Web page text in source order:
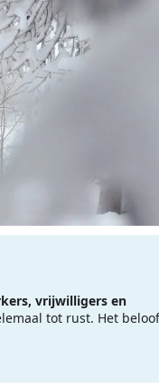
vrijwilligers en
tot rust. Het